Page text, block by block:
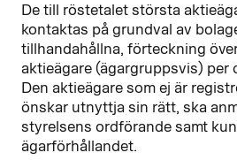
De till röstetalet största
kontaktas på grundval av
tillhandahållna, förteckning
aktieägare (ägargruppsvis) per
Den aktieägare som ej är
önskar utnyttja sin rätt, ska
styrelsens ordförande samt
ägarförhållandet.